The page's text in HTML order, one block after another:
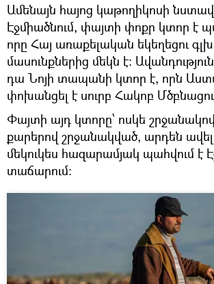
Ամենայն հայոց կաթողիկոսի
Էջմիածնում, փայտի փոքր կտոր է
որը Հայ առաքելական եկեղեցու
մասունքներից մեկն է։
դա Նոյի տապանի կտոր է, որն
փոխանցել է սուրբ Հակոբ
Փայտի այդ կտորը՝ ոսկե
քարերով շրջանակված, արդեն
մեկուկես հազարամյակ պահվում է
տաճարում։